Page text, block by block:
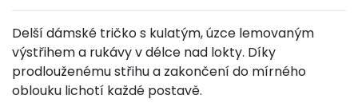
Delší dámské tričko s kulatým, úzce lemovaným
výstřihem a rukávy v délce nad lokty. Díky
prodlouženému střihu a zakončení do mírného
oblouku lichotí každé postavě.